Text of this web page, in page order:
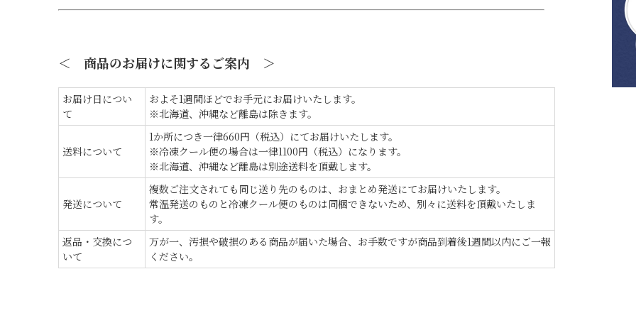
＜ 商品のお届けに関するご案内 ＞
お届け日につい
て
およそ1週間ほどでお手元にお届けいたします。
※北海道、沖縄など離島は除きます。
送料について
1か所につき一律660円（税込）にてお届けいたします。
※冷凍クール便の場合は一律1100円（税込）になります。
※北海道、沖縄など離島は別途送料を頂戴します。
発送について
複数ご注文されても同じ送り先のものは、おまとめ発送にてお届けいたします。
常温発送のものと冷凍クール便のものは同梱できないため、別々に送料を頂戴いたしま
す。
返品・交換につ
いて
万が一、汚損や破損のある商品が届いた場合、お手数ですが商品到着後1週間以内にご一報
ください。